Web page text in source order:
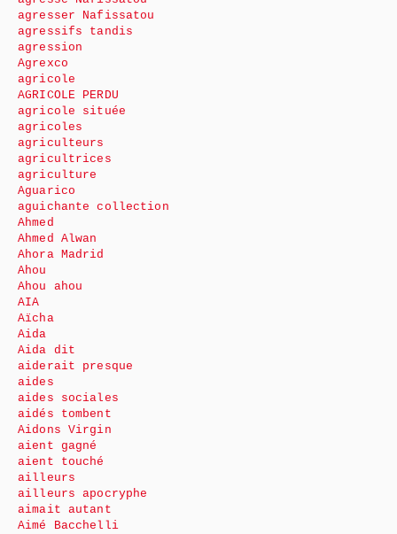
agresser Nafissatou
agressifs tandis
agression
Agrexco
agricole
AGRICOLE PERDU
agricole située
agricoles
agriculteurs
agricultrices
agriculture
Aguarico
aguichante collection
Ahmed
Ahmed Alwan
Ahora Madrid
Ahou
Ahou ahou
AIA
Aïcha
Aida
Aida dit
aiderait presque
aides
aides sociales
aidés tombent
Aidons Virgin
aient gagné
aient touché
ailleurs
ailleurs apocryphe
aimait autant
Aimé Bacchelli